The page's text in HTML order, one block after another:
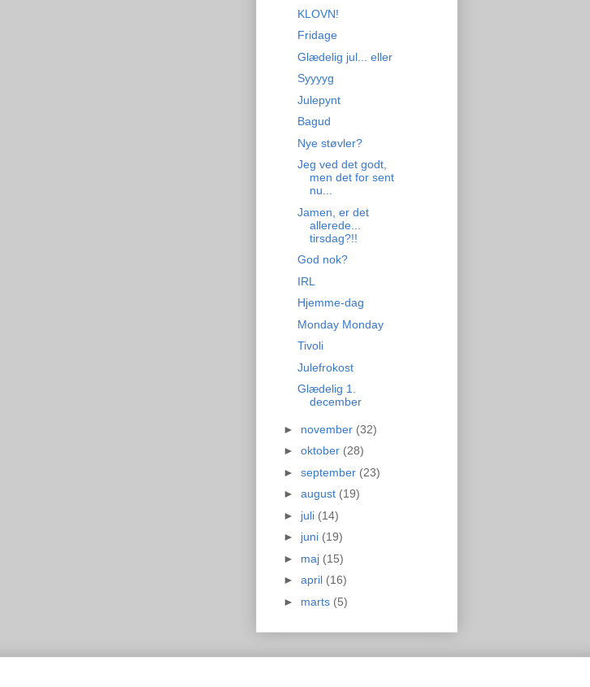
KLOVN!
Fridage
Glædelig jul... eller
Syyyyg
Julepynt
Bagud
Nye støvler?
Jeg ved det godt,
men det for sent
nu...
Jamen, er det
allerede...
tirsdag?!!
God nok?
IRL
Hjemme-dag
Monday Monday
Tivoli
Julefrokost
Glædelig 1.
december
► november (32)
► oktober (28)
► september (23)
► august (19)
► juli (14)
► juni (19)
► maj (15)
► april (16)
► marts (5)